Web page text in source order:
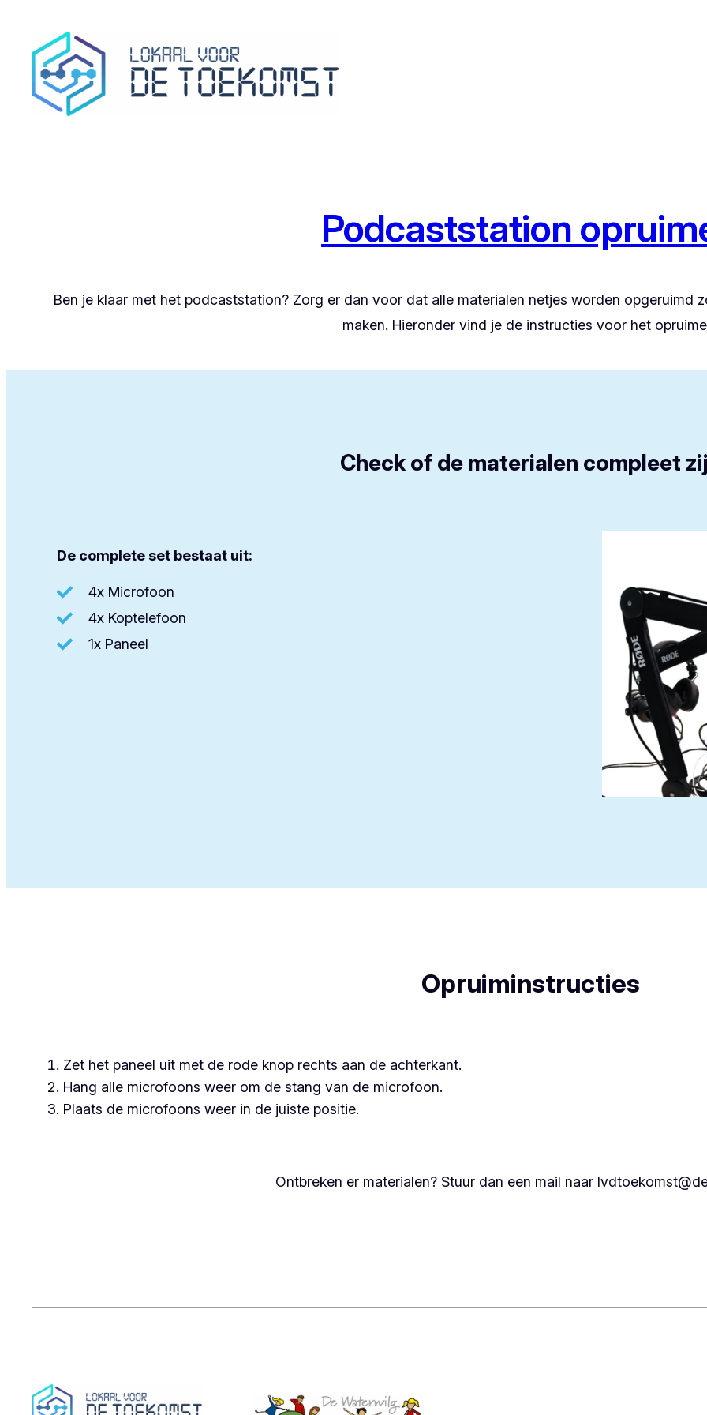
inhoud
Podcaststation
Ben je klaar met het podcaststation? Zorg er dan voor dat alle materialen netjes worden opgeruimd
maken. Hieronder vind je de instructies voor het
Check of de materialen compleet
De complete set bestaat uit:
4x Microfoon
4x Koptelefoon
1x Paneel
Opruiminstructies
Zet het paneel uit met de rode knop rechts aan de achterkant.
Hang alle microfoons weer om de stang van de microfoon.
Plaats de microfoons weer in de juiste positie.
Ontbreken er materialen? Stuur dan een mail naar